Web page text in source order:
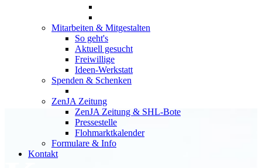
Mitarbeiten & Mitgestalten
So geht's
Aktuell gesucht
Freiwillige
Ideen-Werkstatt
Spenden & Schenken
ZenJA Zeitung
ZenJA Zeitung & SHL-Bote
Pressestelle
Flohmarktkalender
Formulare & Info
Kontakt